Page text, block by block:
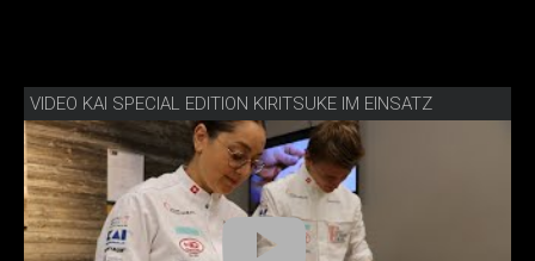
VIDEO KAI SPECIAL EDITION KIRITSUKE IM EINSATZ